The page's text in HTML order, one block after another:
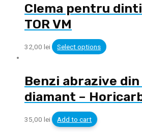
Clema pentru
TOR VM
32,00 lei Select options
Benzi abrazive
diamant –
35,00 lei Add to cart